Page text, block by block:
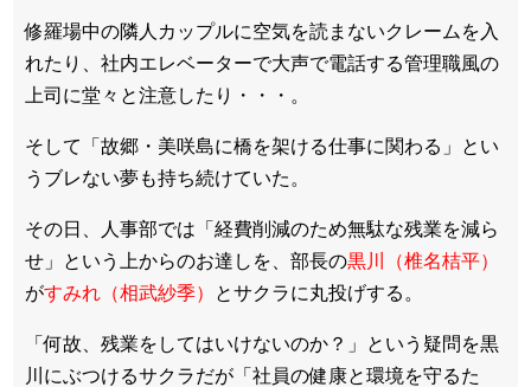
修羅場中の隣人カップルに空気を読まないクレームを入
れたり、社内エレベーターで大声で電話する管理職風の
上司に堂々と注意したり・・・。
そして「故郷・美咲島に橋を架ける仕事に関わる」とい
うブレない夢も持ち続けていた。
その日、人事部では「経費削減のため無駄な残業を減ら
せ」という上からのお達しを、部長の黒川（椎名桔平）
がすみれ（相武紗季） とサクラに丸投げする。
「何故、残業をしてはいけないのか？」という疑問を黒
川にぶつけるサクラだが「社員の健康と環境を守るた